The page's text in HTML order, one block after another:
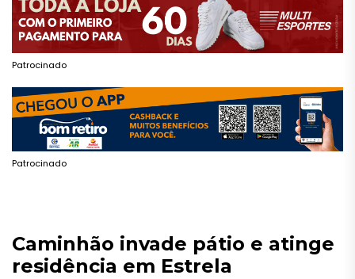
Patrocinado
Patrocinado
Caminhão invade pátio e atinge
residência em Estrela